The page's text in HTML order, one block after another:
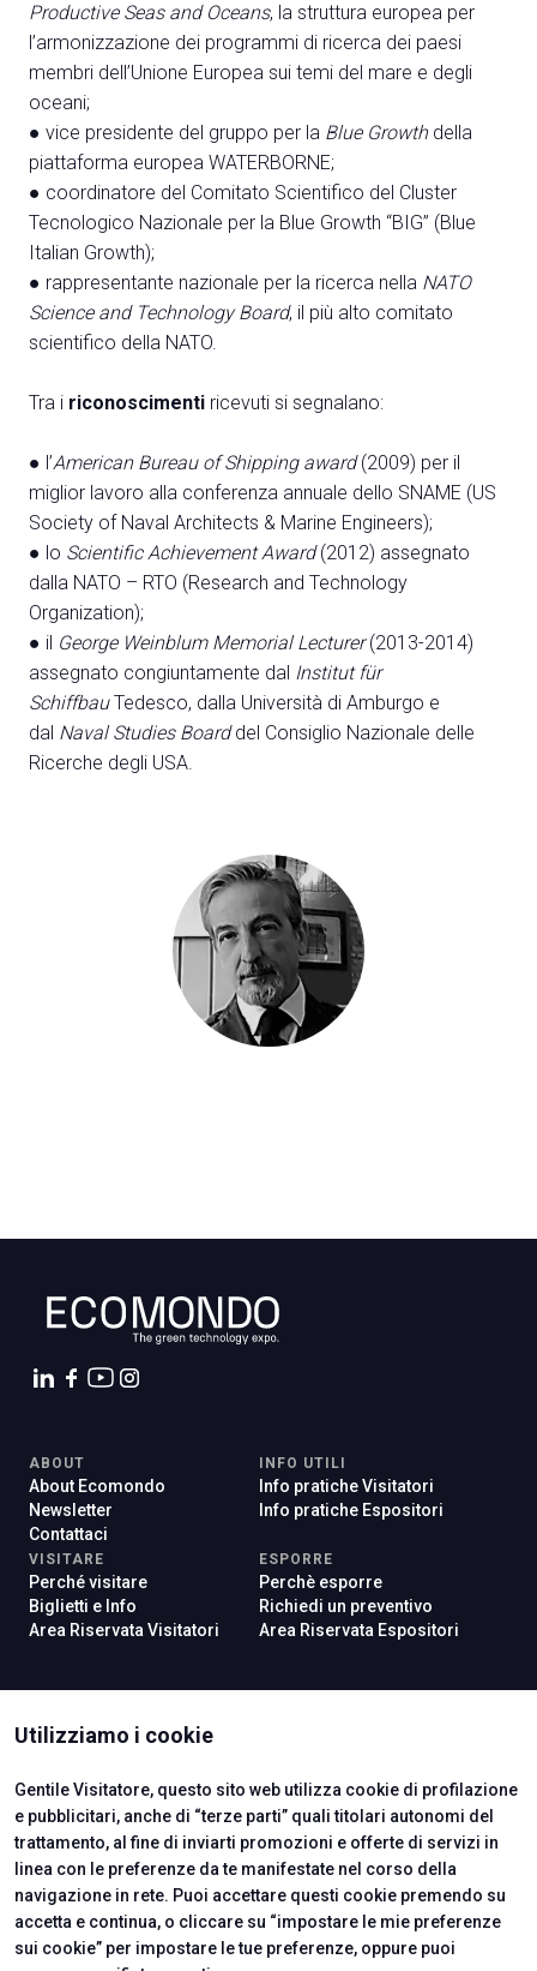
AREA RISERVATA VISITATORI
person
EVENTI & CORSI
event
A cura di:
Productive Seas and Oceans, la struttura europea per
l’armonizzazione dei programmi di ricerca dei paesi
membri dell’Unione Europea sui temi del mare e degli
oceani;
● vice presidente del gruppo per la Blue Growthdella
piattaforma europea WATERBORNE;
● coordinatore del Comitato Scientifico del Cluster
Tecnologico Nazionale per la Blue Growth “BIG” (Blue
Italian Growth);
● rappresentante nazionale per la ricerca nella NATO
Science and Technology Board, il più alto comitato
scientifico della NATO.
Tra i riconoscimenti ricevuti si segnalano:
● l’American Bureau of Shipping award(2009) per il
miglior lavoro alla conferenza annuale dello SNAME (US
Society of Naval Architects & Marine Engineers);
● lo Scientific Achievement Award(2012) assegnato
dalla NATO – RTO (Research and Technology
Organization);
● il George Weinblum Memorial Lecturer(2013-2014)
assegnato congiuntamente dal Institut für
SchiffbauTedesco, dalla Università di Amburgo e
dal Naval Studies Boarddel Consiglio Nazionale delle
Ricerche degli USA.
Utilizziamo i cookie
Gentile Visitatore, questo sito web utilizza cookie di profilazione
e pubblicitari, anche di “terze parti” quali titolari autonomi del
trattamento, al fine di inviarti promozioni e offerte di servizi in
linea con le preferenze da te manifestate nel corso della
navigazione in rete. Puoi accettare questi cookie premendo su
accetta e continua, o cliccare su “impostare le mie preferenze
sui cookie” per impostare le tue preferenze, oppure puoi
ABOUT
About Ecomondo
Newsletter
Contattaci
INFO UTILI
Info pratiche Visitatori
Info pratiche Espositori
VISITARE
Perché visitare
Biglietti e Info
Area Riservata Visitatori
ESPORRE
Perchè esporre
Richiedi un preventivo
Area Riservata Espositori
ISTITUTI CERTIFICATORI